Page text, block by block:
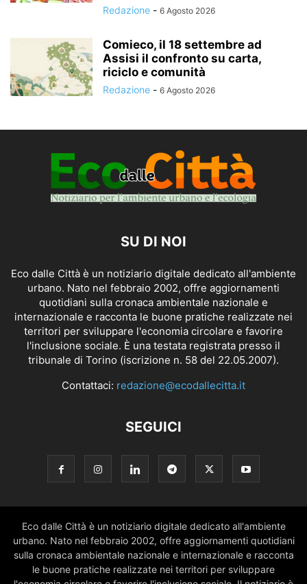
Redazione - 6 Agosto 2026
Comieco, il 18 settembre ad
Assisi il confronto su carta,
riciclo e comunità
Redazione - 6 Agosto 2026
SU DI NOI
Eco dalle Città è un notiziario digitale dedicato all'ambiente
urbano. Nato nel febbraio 2002, offre aggiornamenti
quotidiani sulla cronaca ambientale nazionale e
internazionale e racconta le buone pratiche realizzate nei
territori per sviluppare l'economia circolare e favorire
l'inclusione sociale. È una testata registrata presso il
tribunale di Torino (iscrizione n. 58 del 22.05.2007).
Contattaci: redazione@ecodallecitta.it
SEGUICI
Eco dalle Città è un notiziario digitale dedicato all'ambiente
urbano. Nato nel febbraio 2002, offre aggiornamenti quotidiani
sulla cronaca ambientale nazionale e internazionale e racconta
le buone pratiche realizzate nei territori per sviluppare